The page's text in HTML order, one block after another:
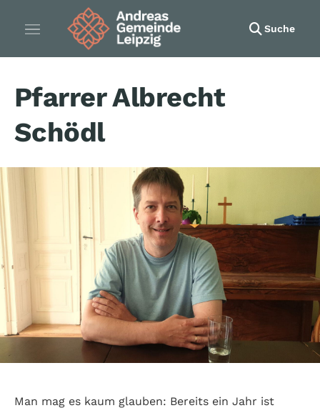
Suche
Pfarrer Albrecht
Schödl
Man mag es kaum glauben: Bereits ein Jahr ist